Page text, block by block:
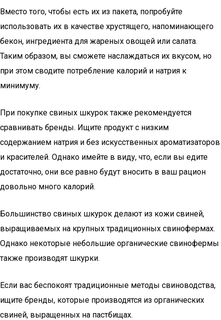
Вместо того, чтобы есть их из пакета, попробуйте
использовать их в качестве хрустящего, напоминающего
бекон, ингредиента для жареных овощей или салата.
Таким образом, вы сможете наслаждаться их вкусом, но
при этом сводите потребление калорий и натрия к
минимуму.
При покупке свиных шкурок также рекомендуется
сравнивать бренды. Ищите продукт с низким
содержанием натрия и без искусственных ароматизаторов
и красителей. Однако имейте в виду, что, если вы едите
достаточно, они все равно будут вносить в ваш рацион
довольно много калорий.
Большинство свиных шкурок делают из кожи свиней,
выращиваемых на крупных традиционных свинофермах.
Однако некоторые небольшие органические свинофермы
также производят шкурки.
Если вас беспокоят традиционные методы свиноводства,
ищите бренды, которые производятся из органических
свиней, выращенных на пастбищах.